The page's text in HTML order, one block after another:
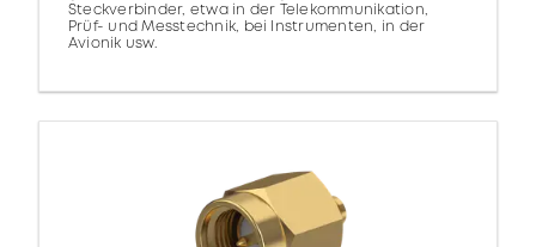
Steckverbinder, etwa in der Telekommunikation,
Prüf- und Messtechnik, bei Instrumenten, in der
Avionik usw.